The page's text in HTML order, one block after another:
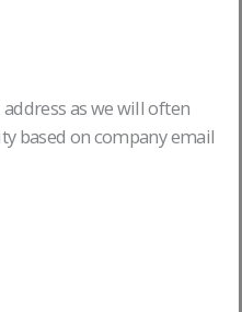
as we will often
based on company email